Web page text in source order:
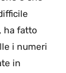
ha fatto
i numeri
in